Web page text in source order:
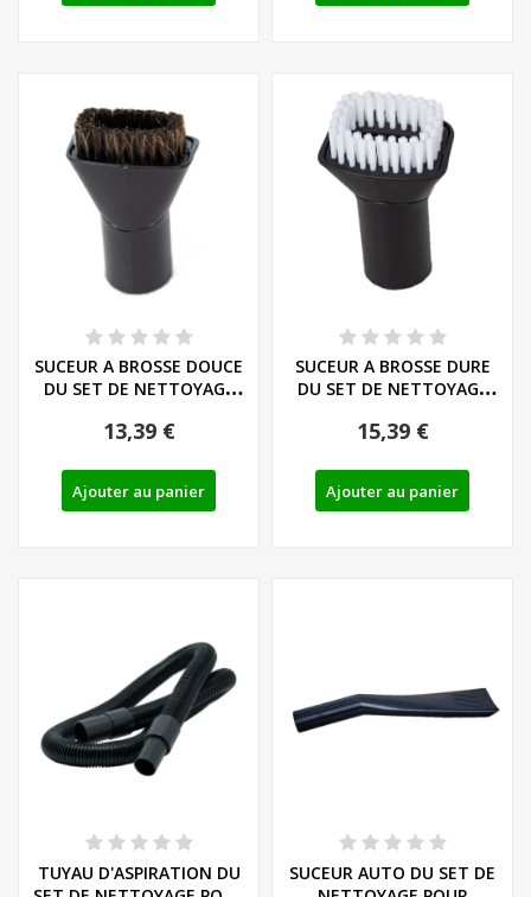
SUCEUR A BROSSE DOUCE
DU SET DE NETTOYAGE
13,39 €
Ajouter au panier
SUCEUR A BROSSE DURE
DU SET DE NETTOYAGE
15,39 €
Ajouter au panier
TUYAU D'ASPIRATION DU
SUCEUR AUTO DU SET DE